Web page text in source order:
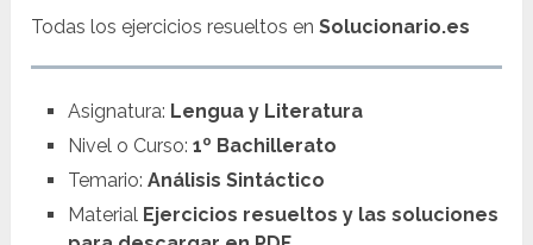
Todas los ejercicios resueltos enSolucionario.es
Asignatura: Lengua y Literatura
Nivel o Curso: 1º Bachillerato
Temario: Análisis Sintáctico
Material Ejercicios resueltos y las soluciones